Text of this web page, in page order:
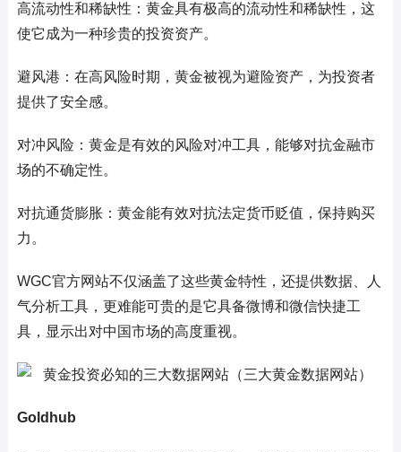
高流动性和稀缺性：黄金具有极高的流动性和稀缺性，这
使它成为一种珍贵的投资资产。
避风港：在高风险时期，黄金被视为避险资产，为投资者
提供了安全感。
对冲风险：黄金是有效的风险对冲工具，能够对抗金融市
场的不确定性。
对抗通货膨胀：黄金能有效对抗法定货币贬值，保持购买
力。
WGC官方网站不仅涵盖了这些黄金特性，还提供数据、人
气分析工具，更难能可贵的是它具备微博和微信快捷工
具，显示出对中国市场的高度重视。
Goldhub